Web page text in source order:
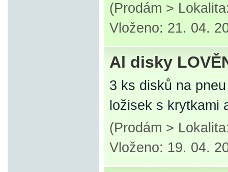
(Prodám >
Vloženo: 21. 04.
Al disky
3 ks disků na
ložisek s krytkami
(Prodám >
Vloženo: 19. 04.